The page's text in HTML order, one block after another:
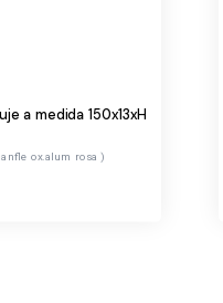
a medida 150x13xH
ox.alum rosa